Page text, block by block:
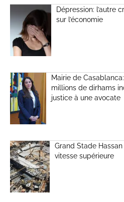
Dépression: l’autre
sur l’économie
Mairie de
millions de dirhams
justice à une avocate
Grand Stade
vitesse supérieure